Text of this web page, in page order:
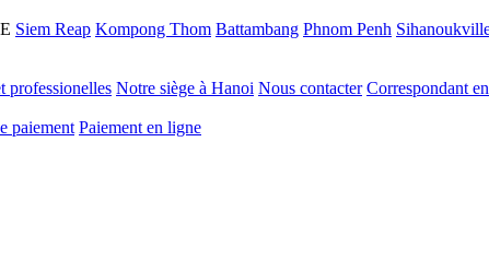
Siem Reap Kompong Thom Battambang Phnom Penh
professionelles Notre siège à Hanoi Nous contacter Correspondant
paiement Paiement en ligne